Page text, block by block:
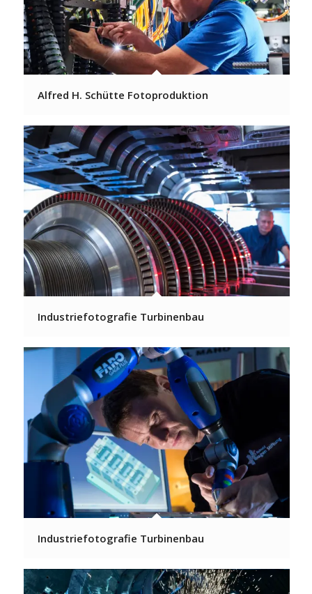
Alfred H. Schütte Fotoproduktion
Industriefotografie Turbinenbau
Industriefotografie Turbinenbau